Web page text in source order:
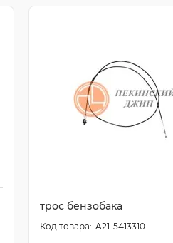
трос бензобака
A21-5413310